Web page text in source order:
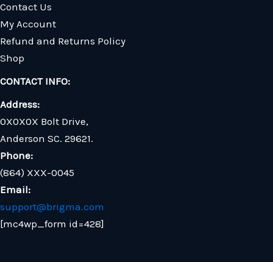
Contact Us
My Account
Refund and Returns Policy
Shop
CONTACT INFO:
Address:
0X0X0X Bolt Drive,
Anderson SC. 29621.
Phone:
(864) XXX-0045
Email:
support@brigma.com
[mc4wp_form id=428]